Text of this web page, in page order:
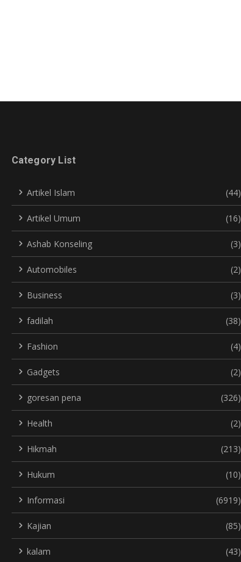
Category List
Artikel Islam (44)
Artikel Umum (16)
Ashab Konseling (3)
Automobiles (2)
Business (3)
fadilah (38)
Fashion (4)
Gadgets (2)
goresan pena (326)
Health (2)
Hikmah (213)
Hukum (10)
Informasi (6919)
Kajian (85)
kalam (43)